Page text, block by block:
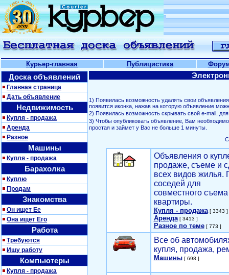
Курьер-главная Публицистика
Доска объявлений
Главная страница
Дать объявление
Недвижимость
Купля - продажа
Аренда
Разное
Машины
Купля - продажа
Барахолка
Куплю
Продам
Знакомства
Он ищет Ее
Она ищет Его
Работа
Требуются
Ищу работу
Компьютеры
Купля - продажа
1) Появилась возможность удалять свои
появится иконка, нажав на которую объявление
2) Появилась возможность скрывать свой е-mail,
3) Чтобы опубликовать объявление, Вам
простая и займет у Вас не больше 1 минуты.
Объявления о
продаже, съеме и
всех видов жилья.
соседей для
совместного съема
квартиры.
Купля - продажа[ 3343 ]
Аренда[ 3413 ]
Разное по теме[ 773 ]
Все об
купля, продажа,
Машины[ 698 ]